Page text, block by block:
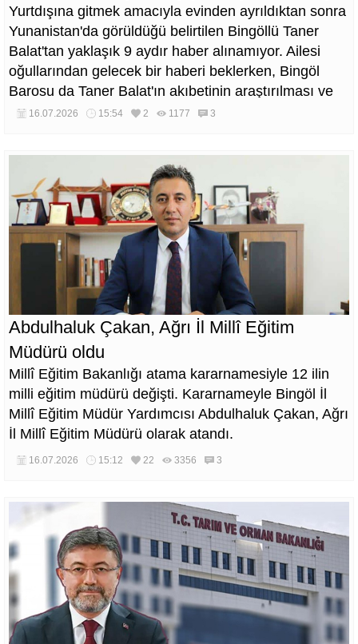
Yurtdışına gitmek amacıyla evinden ayrıldıktan sonra
Yunanistan'da görüldüğü belirtilen Bingöllü Taner
Balat'tan yaklaşık 9 aydır haber alınamıyor. Ailesi
oğullarından gelecek bir haberi beklerken, Bingöl
Barosu da Taner Balat'ın akıbetinin araştırılması ve
diplomatik süreçlerin etkin şekilde yürütülmesi için
Türkiye İnsan Hakları ve Eşitlik Kurumu'na başvurdu.
16.07.2026 15:54 2 1177 3
Abdulhaluk Çakan, Ağrı İl Millî Eğitim
Müdürü oldu
Millî Eğitim Bakanlığı atama kararnamesiyle 12 ilin
milli eğitim müdürü değişti. Kararnameyle Bingöl İl
Millî Eğitim Müdür Yardımcısı Abdulhaluk Çakan, Ağrı
İl Millî Eğitim Müdürü olarak atandı.
16.07.2026 15:12 22 3356 3